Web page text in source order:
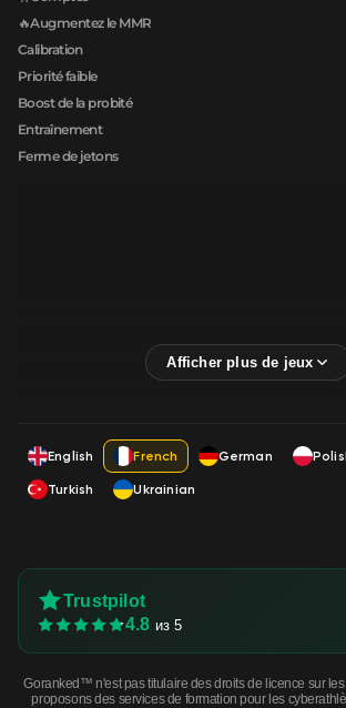
🔥Augmentez le MMR
Calibration
Priorité faible
Boost de la probité
Entraînement
Ferme de jetons
English French German
Turkish
Ukrainian
Trustpilot
4.8 из 5
Goranked™ n'est pas titulaire des droits de licence sur
proposons des services de formation pour les